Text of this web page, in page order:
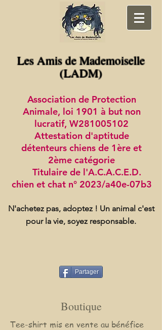
Les Amis de Mademoiselle
(LADM)
Association de Protection
Animale, loi 1901 à but non
lucratif, W281005102
Attestation d'aptitude
détenteurs chiens de 1ère et
2ème catégorie
Titulaire de l'A.C.A.C.E.D.
chien et chat n° 2023/a40e-07b3
N'achetez pas, adoptez ! Un animal c'est
pour la vie, soyez responsable.
Partager
Boutique
Tee-shirt mis en vente au bénéfice